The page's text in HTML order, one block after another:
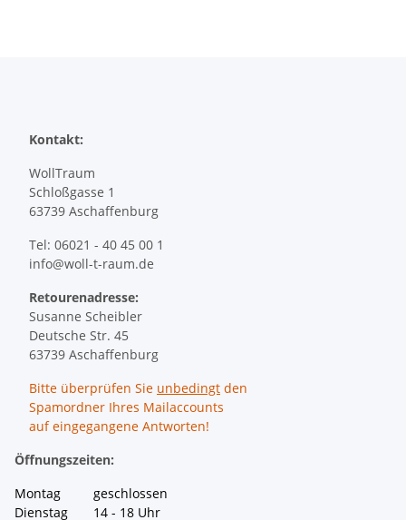
Kontakt:
WollTraum
Schloßgasse 1
63739 Aschaffenburg
Tel: 06021 - 40 45 00 1
info@woll-t-raum.de
Retourenadresse:
Susanne Scheibler
Deutsche Str. 45
63739 Aschaffenburg
Bitte überprüfen Sie unbedingt den
Spamordner Ihres Mailaccounts
auf eingegangene Antworten!
Öffnungszeiten:
Montag geschlossen
Dienstag 14 - 18 Uhr